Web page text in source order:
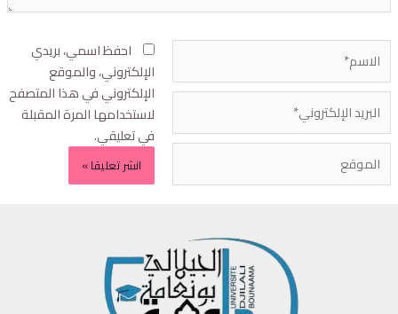
احفظ اسمي، بريدي
الإلكتروني، والموقع
الإلكتروني في هذا المتصفح
لاستخدامها المرة المقبلة
في تعليقي.